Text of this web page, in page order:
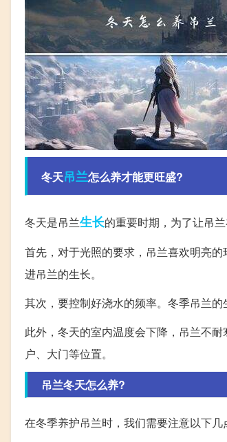
冬天吊兰怎么养才能更旺盛?
冬天是吊兰生长的重要时期，为了让吊
首先，对于光照的要求，吊兰喜欢明亮
进吊兰的生长。
其次，要控制好浇水的频率。冬季吊兰
此外，冬天的室内温度会下降，吊兰不
户、大门等位置。
吊兰冬天怎么养?
在冬季养护吊兰时，我们需要注意以下几